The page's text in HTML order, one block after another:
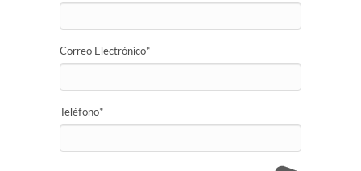
Correo Electrónico*
Teléfono*